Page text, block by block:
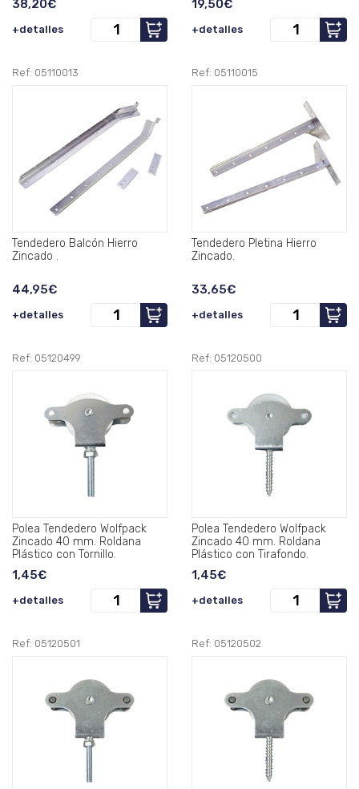
38,20€
+detalles
19,50€
+detalles
Ref: 05110013
Tendedero Balcón Hierro
Zincado .
44,95€
+detalles
Ref: 05110015
Tendedero Pletina Hierro
Zincado.
33,65€
+detalles
Ref: 05120499
Polea Tendedero Wolfpack
Zincado 40 mm. Roldana
Plástico con Tornillo.
1,45€
+detalles
Ref: 05120500
Polea Tendedero Wolfpack
Zincado 40 mm. Roldana
Plástico con Tirafondo.
1,45€
+detalles
Ref: 05120501 Ref: 05120502